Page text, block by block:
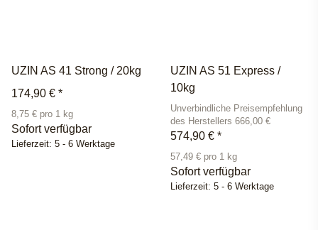
UZIN AS 41 Strong / 20kg
174,90 € *
8,75 € pro 1 kg
Sofort verfügbar
Lieferzeit: 5 - 6 Werktage
UZIN AS 51 Express /
10kg
Unverbindliche Preisempfehlung
des Herstellers 666,00 €
574,90 € *
57,49 € pro 1 kg
Sofort verfügbar
Lieferzeit: 5 - 6 Werktage